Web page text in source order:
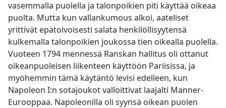
vasemmalla puolella ja talonpoikien piti käyttää oikeaa
puolta. Mutta kun vallankumous alkoi, aateliset
yrittivät epätoivoisesti salata henkilöllisyytensä
kulkemalla talonpoikien joukossa tien oikealla puolella.
Vuoteen 1794 mennessä Ranskan hallitus oli ottanut
oikeanpuoleisen liikenteen käyttöön Pariisissa, ja
myöhemmin tämä käytäntö levisi edelleen, kun
Napoleon I:n sotajoukot valloittivat laajalti Manner-
Eurooppaa. Napoleonilla oli syynsä oikean puolen